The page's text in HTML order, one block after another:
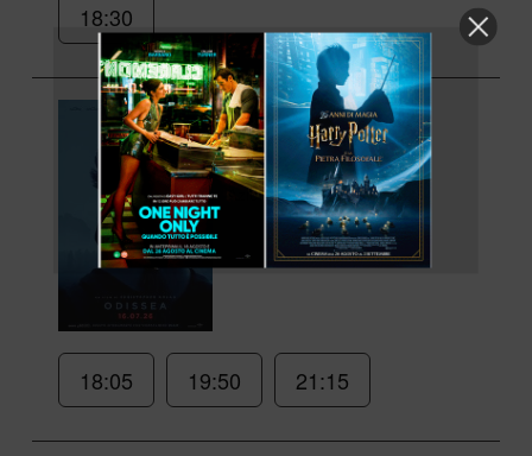
18:30
Odissea
di Christopher Nolan
2h 52min
Azione, Avventura
18:05 19:50 21:15